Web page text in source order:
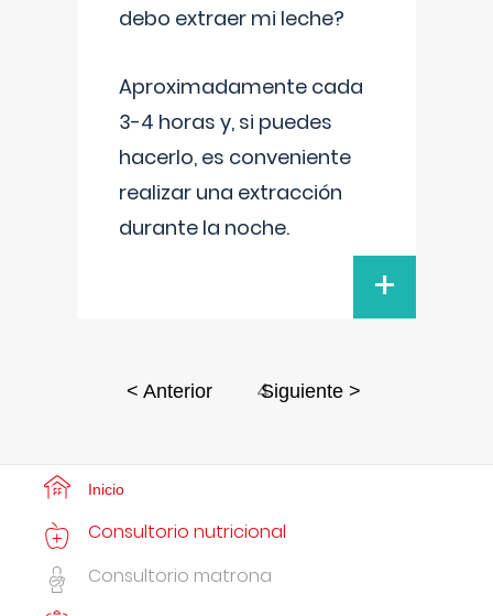
debo extraer mi leche?
Aproximadamente cada
3-4 horas y, si puedes
hacerlo, es conveniente
realizar una extracción
durante la noche.
+
< Anterior 4
Siguiente >
Inicio
Consultorio nutricional
Consultorio matrona